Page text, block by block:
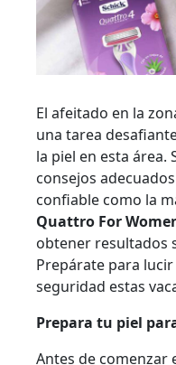
El afeitado en la
una tarea
la piel en esta área.
consejos
confiable como la
Quattro For
obtener resultados
Prepárate para
seguridad estas
Prepara tu piel
Antes de comenzar